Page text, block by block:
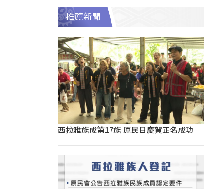
推薦新聞
西拉雅族成第17族 原民日慶賀正名成功